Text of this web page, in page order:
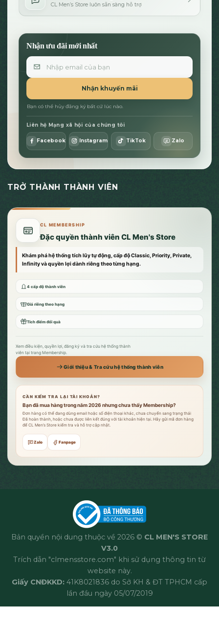
CL Men’s Store luôn sẵn sàng hỗ trợ
Nhận ưu đãi mới nhất
Email
Nhận khuyến mãi
Bạn có thể hủy đăng ký bất cứ lúc nào.
Liên hệ Mạng xã hội của chúng tôi
Facebook Instagram TikTok Zalo
TRỞ THÀNH THÀNH VIÊN
CL MEMBERSHIP
Đặc quyền thành viên CL Men's Store
Khám phá hệ thống tích lũy tự động, cấp độ Classic, Priority, Private,
Infinity và quyền lợi dành riêng theo từng hạng.
4 cấp độ thành viên
Giá riêng theo hạng
Tích điểm đổi quà
Xem điều kiện, quyền lợi, đăng ký và tra cứu hệ thống thành
viên tại trang Membership.
Giới thiệu & Tra cứu hệ thống thành viên
CẦN KIỂM TRA LẠI TÀI KHOẢN?
Bạn đã mua hàng trong năm 2026 nhưng chưa thấy Membership?
Đơn hàng có thể đang dùng email hoặc số điện thoại khác, chưa chuyển sang trạng thái
Đã hoàn thành, hoặc chưa được liên kết đúng với tài khoản hiện tại. Hãy gửi mã đơn hàng
để CL Men’s Store kiểm tra và hỗ trợ cập nhật.
Zalo Fanpage
Bản quyền nội dung thuộc về 2026 © CL MEN'S STORE
V3.0
Trích dẫn "clmensstore.com" khi sử dụng thông tin từ
website này.
Giấy CNĐKKD: 41K8021836 do Sở KH & ĐT TPHCM cấp
lần đầu ngày 05/07/2019